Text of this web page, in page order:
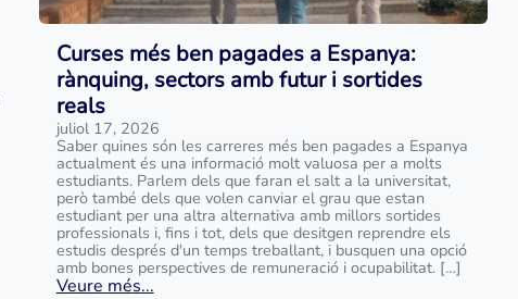
Curses més ben pagades a Espanya:
rànquing, sectors amb futur i sortides
reals
juliol 17, 2026
Saber quines són les carreres més ben pagades a Espanya
actualment és una informació molt valuosa per a molts
estudiants. Parlem dels que faran el salt a la universitat,
però també dels que volen canviar el grau que estan
estudiant per una altra alternativa amb millors sortides
professionals i, fins i tot, dels que desitgen reprendre els
estudis després d'un temps treballant, i busquen una opció
amb bones perspectives de remuneració i ocupabilitat. […]
Veure més...